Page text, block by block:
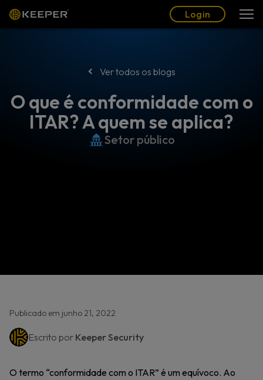
Login
Ver todos os blogs
O que é conformidade com o
ITAR? A quem se aplica?
Setor público
Publicado em junho 21, 2022
Escrito por Keeper Security
O termo “conformidade com o ITAR” é um equívoco. Ao